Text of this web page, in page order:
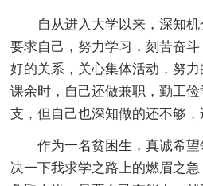
自从进入大学以来，深知
要求自己，努力学习，刻苦奋
好的关系，关心集体活动，努力
课余时，自己还做兼职，勤工
支，但自己也深知做的还不够，
作为一名贫困生，真诚希
决一下我求学之路上的燃眉之急